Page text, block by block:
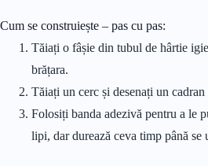
Cum se construiește – pas cu pas:
Tăiați o fâșie din tubul de hârtie
brățara.
Tăiați un cerc și desenați un cadran
Folosiți banda adezivă pentru a le
lipi, dar durează ceva timp până se